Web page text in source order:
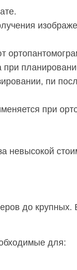
пи
при
невысокой
до
для: